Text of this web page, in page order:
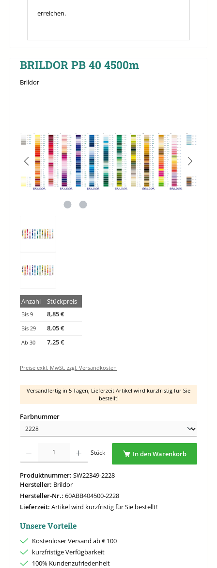
erreichen.
BRILDOR PB 40 4500m
Brildor
Anzahl Stückpreis
Bis9 8,85 €
Bis 29 8,05 €
Ab30 7,25 €
Preise exkl. MwSt. zzgl. Versandkosten
Versandfertig in 5 Tagen, Lieferzeit Artikel wird kurzfristig für Sie
bestellt!
Farbnummerauswählen
Produkt Anzahl: Gib den gewünschten Wert ein oder benutze die Schaltflächen um
Stück In den Warenkorb
Produktnummer: SW22349-2228
Hersteller: Brildor
Hersteller-Nr.: 60ABB404500-2228
Lieferzeit: Artikel wird kurzfristig für Sie bestellt!
Unsere Vorteile
Kostenloser Versand ab € 100
kurzfristige Verfügbarkeit
100% Kundenzufriedenheit